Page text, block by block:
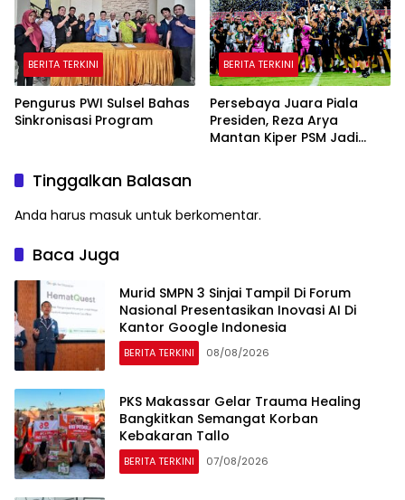
BERITA TERKINI
Pengurus PWI Sulsel Bahas
Sinkronisasi Program
BERITA TERKINI
Persebaya Juara Piala
Presiden, Reza Arya
Mantan Kiper PSM Jadi
Tinggalkan Balasan
Anda harus masuk untuk berkomentar.
Baca Juga
Murid SMPN 3 Sinjai Tampil Di Forum
Nasional Presentasikan Inovasi AI Di
Kantor Google Indonesia
BERITA TERKINI 08/08/2026
PKS Makassar Gelar Trauma Healing
Bangkitkan Semangat Korban
Kebakaran Tallo
BERITA TERKINI 07/08/2026